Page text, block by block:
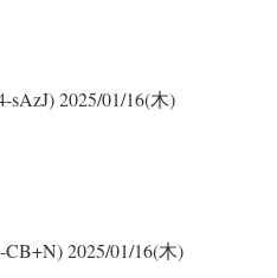
sAzJ)2025/01/16(木)
CB+N)2025/01/16(木)